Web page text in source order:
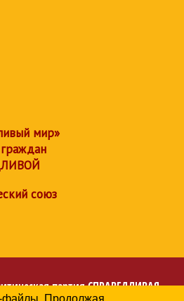
мир»
союз
партияСПРАВЕДЛИВАЯ
файлы. Продолжая